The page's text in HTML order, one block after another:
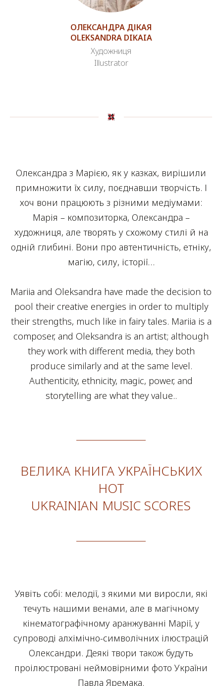
ОЛЕКСАНДРА ДІКАЯ
OLEKSANDRA DIKAIA
Художниця
Illustrator
Олександра з Марією, як у казках, вирішили
примножити їх силу, поєднавши творчість. І
хоч вони працюють з різними медіумами:
Марія – композиторка, Олександра –
художниця, але творять у схожому стилі й на
одній глибині. Вони про автентичність, етніку,
магію, силу, історії…
Mariia and Oleksandra have made the decision to
pool their creative energies in order to multiply
their strengths, much like in fairy tales. Mariia is a
composer, and Oleksandra is an artist; although
they work with different media, they both
produce similarly and at the same level.
Authenticity, ethnicity, magic, power, and
storytelling are what they value..
ВЕЛИКА КНИГА УКРАЇНСЬКИХ
НОТ
UKRAINIAN MUSIC SCORES
Уявіть собі: мелодії, з якими ми виросли, які
течуть нашими венами, але в магічному
кінематографічному аранжуванні Марії, у
супроводі алхімічно-символічних ілюстрацій
Олександри. Деякі твори також будуть
проілюстровані неймовірними фото України
Павла Яремака.